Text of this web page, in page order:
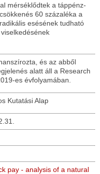
mérséklődtek a táppénz-
60 százaléka a
esésének tudható
és az abből
alatt áll a Research
es évfolyamában.
Kutatási Alap
pay - analysis of a natural